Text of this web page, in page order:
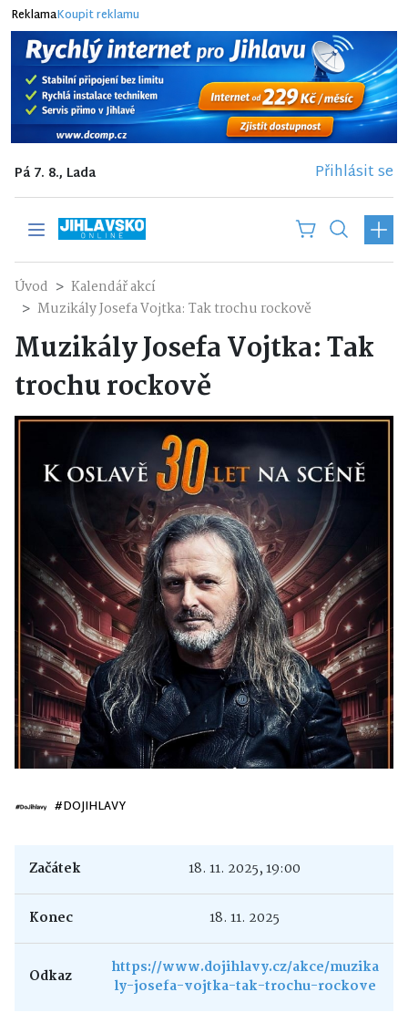
ReklamaKoupit reklamu
Pá 7. 8., Lada Přihlásit se
Úvod
Kalendář akcí
Muzikály Josefa Vojtka: Tak trochu rockově
Muzikály Josefa Vojtka: Tak
trochu rockově
#DOJIHLAVY
Začátek 18. 11. 2025, 19:00
Konec 18. 11. 2025
Odkaz
https://www.dojihlavy.cz/akce/muzika
ly-josefa-vojtka-tak-trochu-rockove